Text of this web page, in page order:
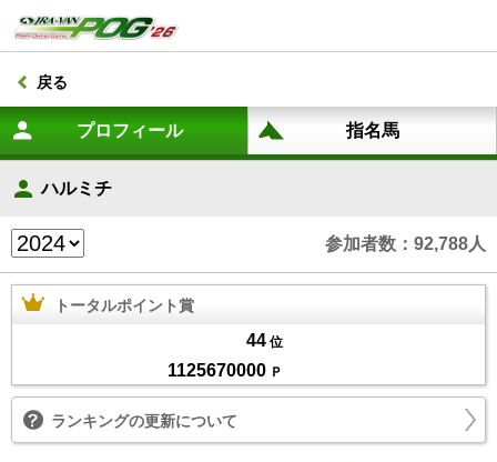
戻る
ハルミチ
参加者数：92,788人
トータルポイント賞
44 位
1125670000 Ｐ
ランキングの更新について